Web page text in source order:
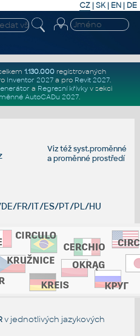
CZ | SK| EN | DE
1.130.000registrovaných
Inventor 2027a pro Revit 2027.
a Regresní křivkyv sekci
AutoCADu 2027.
Viz téžsyst.proměnné
aproměnné prostředí
FR/IT/ES/PT/PL/HU
v jednotlivých jazykových